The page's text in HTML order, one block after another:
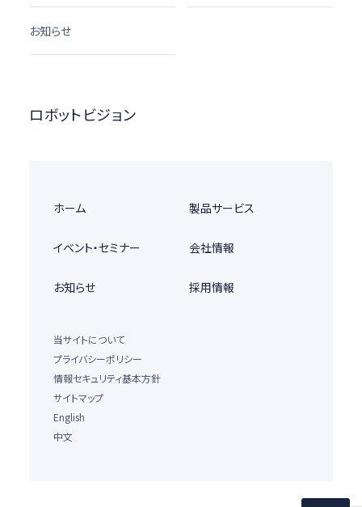
お知らせ
ロボットビジョン
ホーム 製品サービス
イベント・セミナー 会社情報
お知らせ 採用情報
当サイトについて
プライバシーポリシー
情報セキュリティ基本方針
サイトマップ
English
中文